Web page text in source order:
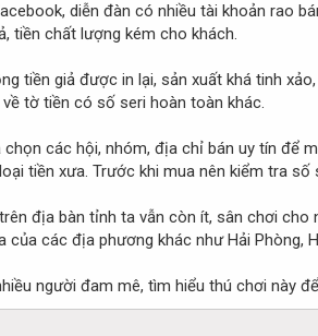
diễn đàn có nhiều tài khoản rao
tiền chất lượng kém cho khách.
tiền giả được in lại, sản xuất khá tinh
tờ tiền có số seri hoàn toàn khác.
các hội, nhóm, địa chỉ bán uy tín để
tiền xưa. Trước khi mua nên kiểm tra số
địa bàn tỉnh ta vẫn còn ít, sân chơi
các địa phương khác như Hải Phòng,
người đam mê, tìm hiểu thú chơi này